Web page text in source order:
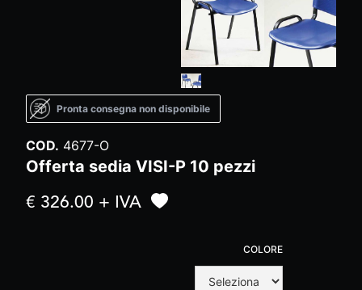
Pronta consegna non disponibile
COD. 4677-O
Offerta sedia VISI-P 10 pezzi
€ 326.00 + IVA
COLORE